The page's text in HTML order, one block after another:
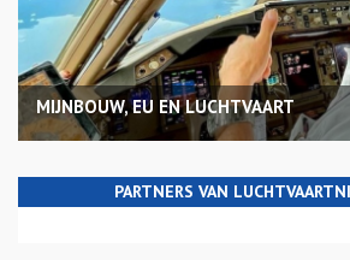
MIJNBOUW, EU EN LUCHTVAART
PARTNERS VAN